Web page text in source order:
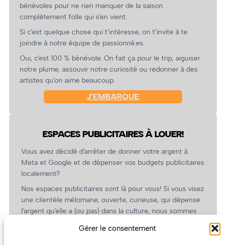
Gérer le consentement
bénévoles pour ne rien manquer de la saison
complètement folle qui s’en vient.
Si c’est quelque chose qui t’intéresse, on t’invite à te
joindre à notre équipe de passionné.es.
Oui, c’est 100 % bénévole. On fait ça pour le trip, aiguiser
notre plume, assouvir notre curiosité ou redonner à des
artistes qu’on aime beaucoup.
J’EMBARQUE
ESPACES PUBLICITAIRES À LOUER!
Vous avez décidé d’arrêter de donner votre argent à
Meta et Google et de dépenser vos budgets publicitaires
localement?
Nos espaces publicitaires sont là pour vous! Si vous visez
une clientèle mélomane, ouverte, curieuse, qui dépense
l’argent qu’elle a (ou pas) dans la culture, nous sommes